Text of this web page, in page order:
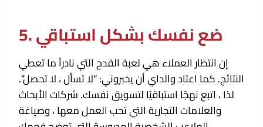
5. ضع نفسك بشكل استباقي
إن انتظار العملاء هي لعبة القدح التي نادراً ما تعطي
النتائج. كما اعتاد والداي أن يخبروني: “لا تسأل ، لا تحصل”.
لذا ، اتبع نهجًا استباقيًا لتسويق نفسك. شركات الأبحاث
والعلامات التجارية التي تحب العمل معها ، وصياغة